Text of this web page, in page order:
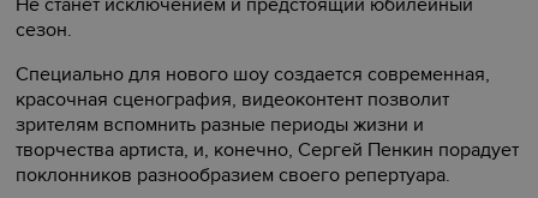
Не станет исключением и предстоящий юбилейный
сезон.
Специально для нового шоу создается современная,
красочная сценография, видеоконтент позволит
зрителям вспомнить разные периоды жизни и
творчества артиста, и, конечно, Сергей Пенкин порадует
поклонников разнообразием своего репертуара.